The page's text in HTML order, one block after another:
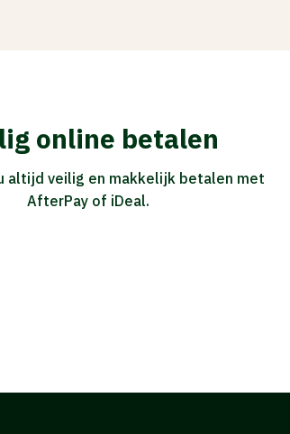
online betalen
altijd veilig en makkelijk betalen met
AfterPay of iDeal.